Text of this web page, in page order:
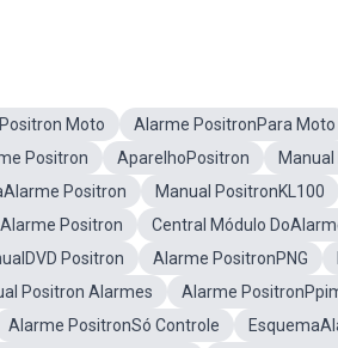
Moto Alarme PositronPara Moto
Positron AparelhoPositron
Positron Manual PositronKL100
Positron Central Módulo
Positron Alarme PositronPNG
Positron Alarmes Alarme
Alarme PositronSó Controle